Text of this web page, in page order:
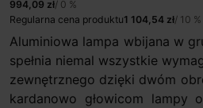
994,09 zł/ 0 %
Regularna cena produktu1 104,54 zł/ 10 %
Aluminiowa lampa wbijana w
spełnia niemal wszystkie
zewnętrznego dzięki dwóm
kardanowo głowicom lampy